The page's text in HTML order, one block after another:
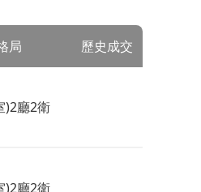
局 歷史成交
)2廳2衛
)2廳2衛